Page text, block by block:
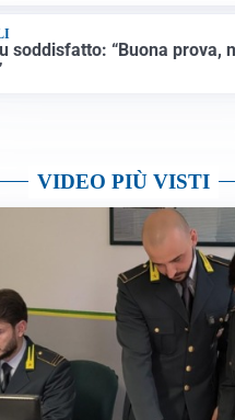
soddisfatto: “Buona prova,
VIDEO PIÙ VISTI